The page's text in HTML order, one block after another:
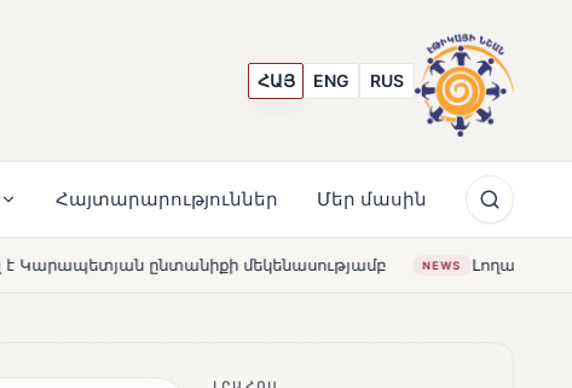
ՀԱՅ ENG RUS
Հայտարարություններ Մեր մասին
NEWS Լողավազա՞ն, թե՞ շատրվաններ. ի՞նչ